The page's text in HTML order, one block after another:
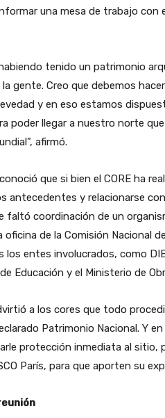
una mesa de trabajo
tenido un patrimonio
gente. Creo que debemos
y en eso estamos
poder llegar a nuestro norte
afirmó.
que si bien el CORE ha
antecedentes y relacionarse
faltó coordinación de un
oficina de la Comisión Nacional
los entes involucrados, como
Educación y el Ministerio de
a los cores que todo
Patrimonio Nacional. Y
protección inmediata al sitio,
París, para que aporten su